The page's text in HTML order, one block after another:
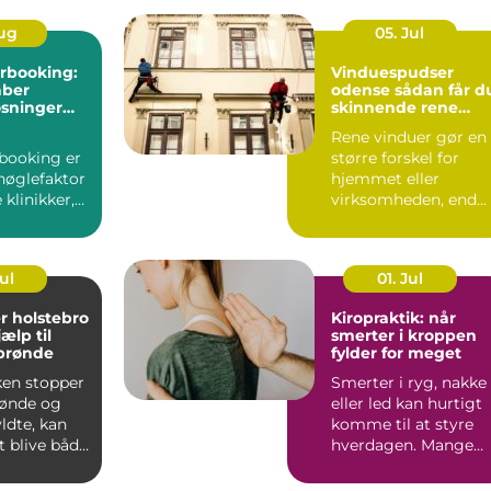
er
klinikker,
05. Jul
Vinduespudser
odense sådan får du
skinnende rene
Rene vinduer gør en
større forskel for
hjemmet eller
virksomheden, end
Lysindfaldet bliv...
holstebro
til
stopper
og
kan
blive både
01. Jul
Kiropraktik: når
smerter i kroppen
fylder for meget
Smerter i ryg, nakke
eller led kan hurtigt
komme til at styre
hverdagen. Mange